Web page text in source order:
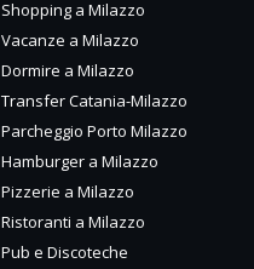
Shopping a Milazzo
Vacanze a Milazzo
Dormire a Milazzo
Transfer Catania-Milazzo
Parcheggio Porto Milazzo
Hamburger a Milazzo
Pizzerie a Milazzo
Ristoranti a Milazzo
Pub e Discoteche